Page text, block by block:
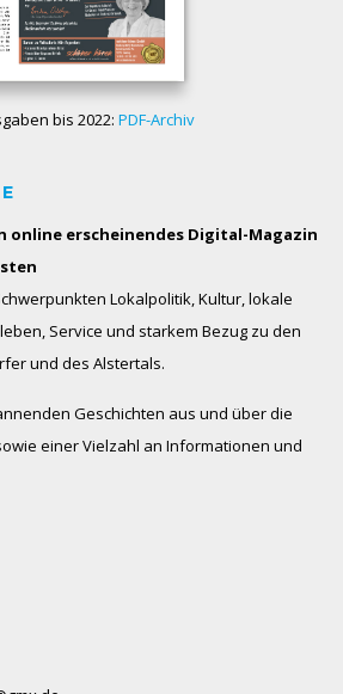
bis 2022: PDF-Archiv
online erscheinendes Digital-Magazin
Lokalpolitik, Kultur, lokale
Service und starkem Bezug zu den
und des Alstertals.
Geschichten aus und über die
einer Vielzahl an Informationen und